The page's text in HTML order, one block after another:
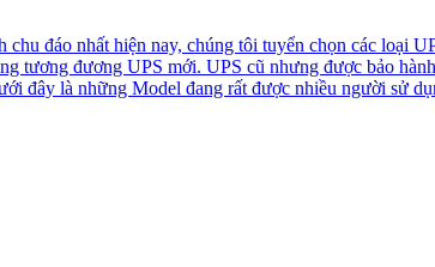
đáo nhất hiện nay, chúng tôi tuyển chọn các loại
tương đương UPS mới. UPS cũ nhưng được bảo
đây là những Model đang rất được nhiều người sử